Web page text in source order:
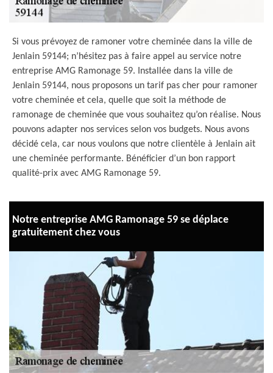
Si vous prévoyez de ramoner votre cheminée dans la ville de
Jenlain 59144; n’hésitez pas à faire appel au service notre
entreprise AMG Ramonage 59. Installée dans la ville de
Jenlain 59144, nous proposons un tarif pas cher pour ramoner
votre cheminée et cela, quelle que soit la méthode de
ramonage de cheminée que vous souhaitez qu’on réalise. Nous
pouvons adapter nos services selon vos budgets. Nous avons
décidé cela, car nous voulons que notre clientèle à Jenlain ait
une cheminée performante. Bénéficier d’un bon rapport
qualité-prix avec AMG Ramonage 59.
Notre entreprise AMG Ramonage 59 se déplace
gratuitement chez vous